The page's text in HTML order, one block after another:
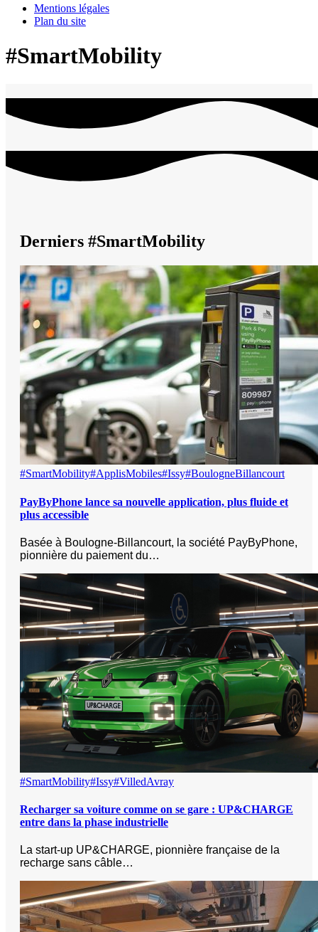
Mentions légales
Plan du site
#SmartMobility
Derniers #SmartMobility
#SmartMobility#ApplisMobiles#Issy#BoulogneBillancourt
PayByPhone lance sa nouvelle application, plus fluide et
plus accessible
Basée à Boulogne-Billancourt, la société PayByPhone,
pionnière du paiement du…
#SmartMobility#Issy#VilledAvray
Recharger sa voiture comme on se gare : UP&CHARGE
entre dans la phase industrielle
La start-up UP&CHARGE, pionnière française de la
recharge sans câble…